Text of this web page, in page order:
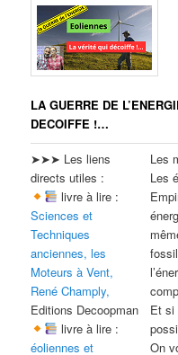
LA GUERRE DE
DECOIFFE !…
➤➤➤ Les liens
directs utiles :
livre à lire :
Sciences et
Techniques
anciennes, les
Moteurs à Vent,
René Champly,
Editions Decoopman
livre à lire :
éoliennes et
Les
Les
Et si
On